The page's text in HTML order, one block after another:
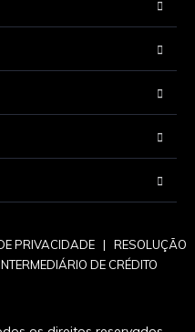
PRIVACIDADE | RESOLUÇÃO
DE CRÉDITO